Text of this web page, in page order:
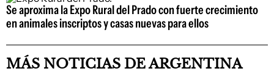
Se aproxima la Expo Rural del Prado con fuerte crecimiento
en animales inscriptos y casas nuevas para ellos
MÁS NOTICIAS DE ARGENTINA